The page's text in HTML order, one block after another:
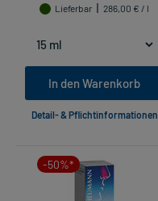
Lieferbar
286,00 € / l
In den Warenkorb
Detail- & Pflichtinformationen
-50%*